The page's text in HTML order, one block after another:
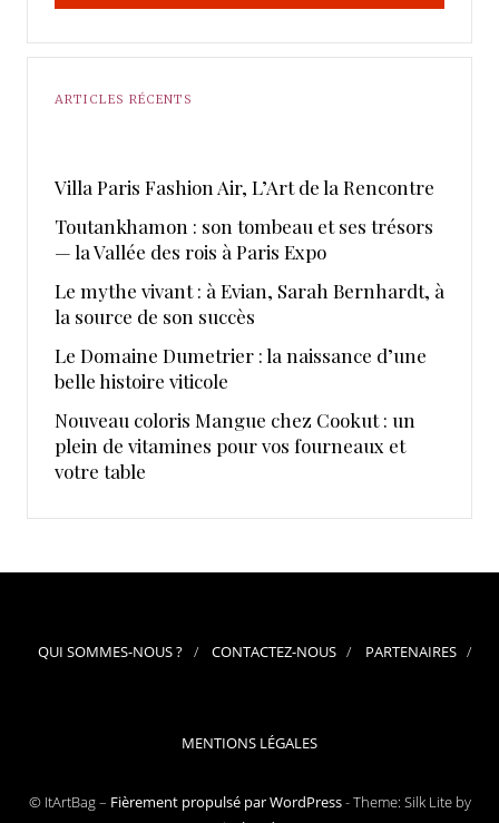
ARTICLES RÉCENTS
​Villa Paris Fashion Air, ​L’Art de la Rencontre
Toutankhamon : son tombeau et ses trésors
— la Vallée des rois à Paris Expo
Le mythe vivant : à Evian, Sarah Bernhardt, à
la source de son succès
Le Domaine Dumetrier : la naissance d’une
belle histoire viticole
Nouveau coloris Mangue chez Cookut : un
plein de vitamines pour vos fourneaux et
votre table
QUI SOMMES-NOUS ? CONTACTEZ-NOUS PARTENAIRES
MENTIONS LÉGALES
© ItArtBag – Fièrement propulsé par WordPress-Theme: Silk Lite by